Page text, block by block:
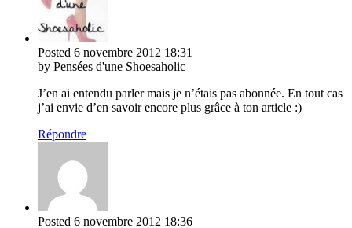
Posted 6 novembre 2012 18:31
by Pensées d'une Shoesaholic
J’en ai entendu parler mais je n’étais pas abonnée. En tout cas
j’ai envie d’en savoir encore plus grâce à ton article :)
Répondre
Posted 6 novembre 2012 18:36